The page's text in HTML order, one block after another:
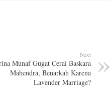
Next
Munaf Gugat Cerai Baskara
Mahendra, Benarkah Karena
Lavender Marriage?